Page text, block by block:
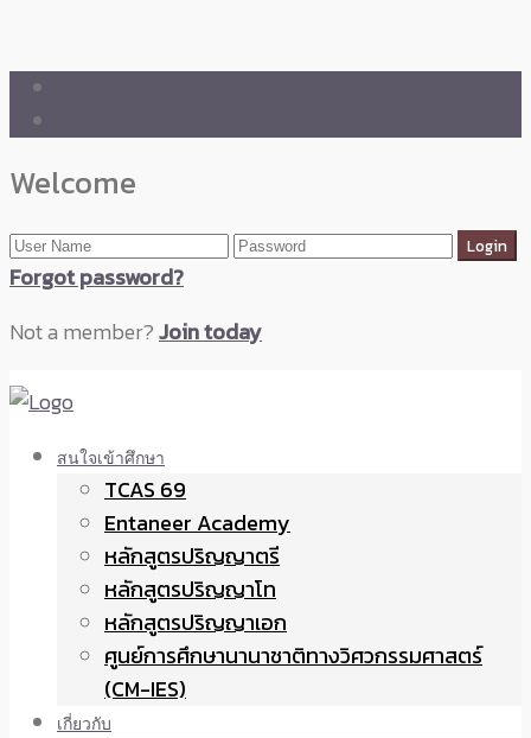
Welcome
Forgot password?
Not a member?Join today
สนใจเข้าศึกษา
TCAS 69
Entaneer Academy
หลักสูตรปริญญาตรี
หลักสูตรปริญญาโท
หลักสูตรปริญญาเอก
ศูนย์การศึกษานานาชาติทางวิศวกรรมศาสตร์
(CM-IES)
เกี่ยวกับ